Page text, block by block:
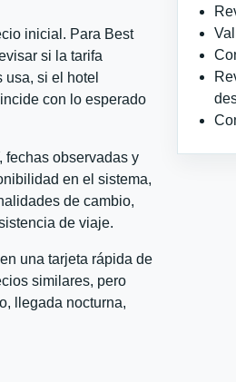
inicial. Para Best
si la tarifa
si el hotel
con lo esperado
fechas observadas y
en el sistema,
de cambio,
de viaje.
una tarjeta rápida de
similares, pero
llegada nocturna,